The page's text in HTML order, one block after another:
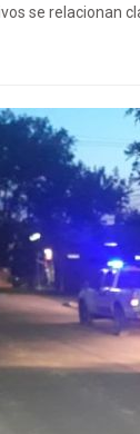
se relacionan